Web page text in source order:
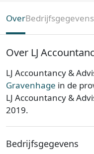
OverBedrijfsgegevens
Over LJ
LJ Accountancy &
Gravenhage in de
LJ Accountancy &
2019.
Kamer van
Bedrijfsgegevens